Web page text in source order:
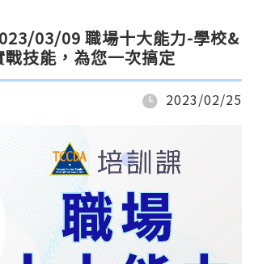
03/09 職場十大能力-學校&
技能，為您一次搞定
2023/02/25